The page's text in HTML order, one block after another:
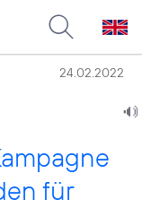
24.02.2022
für